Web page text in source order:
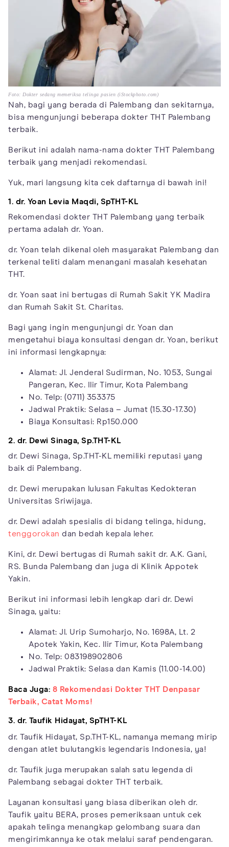
Foto: Dokter sedang memeriksa telinga pasien (iStockphoto.com)
Nah, bagi yang berada di Palembang dan sekitarnya,
bisa mengunjungi beberapa dokter THT Palembang
terbaik.
Berikut ini adalah nama-nama dokter THT Palembang
terbaik yang menjadi rekomendasi.
Yuk, mari langsung kita cek daftarnya di bawah ini!
1. dr. Yoan Levia Maqdi, SpTHT-KL
Rekomendasi dokter THT Palembang yang terbaik
pertama adalah dr. Yoan.
dr. Yoan telah dikenal oleh masyarakat Palembang dan
terkenal teliti dalam menangani masalah kesehatan
THT.
dr. Yoan saat ini bertugas di Rumah Sakit YK Madira
dan Rumah Sakit St. Charitas.
Bagi yang ingin mengunjungi dr. Yoan dan
mengetahui biaya konsultasi dengan dr. Yoan, berikut
ini informasi lengkapnya:
Alamat: Jl. Jenderal Sudirman, No. 1053, Sungai
Pangeran, Kec. Ilir Timur, Kota Palembang
No. Telp: (0711) 353375
Jadwal Praktik: Selasa – Jumat (15.30-17.30)
Biaya Konsultasi: Rp150.000
2. dr. Dewi Sinaga, Sp.THT-KL
dr. Dewi Sinaga, Sp.THT-KL memiliki reputasi yang
baik di Palembang.
dr. Dewi merupakan lulusan Fakultas Kedokteran
Universitas Sriwijaya.
dr. Dewi adalah spesialis di bidang telinga, hidung,
tenggorokan dan bedah kepala leher.
Kini, dr. Dewi bertugas di Rumah sakit dr. A.K. Gani,
RS. Bunda Palembang dan juga di Klinik Appotek
Yakin.
Berikut ini informasi lebih lengkap dari dr. Dewi
Sinaga, yaitu:
Alamat: Jl. Urip Sumoharjo, No. 1698A, Lt. 2
Apotek Yakin, Kec. Ilir Timur, Kota Palembang
No. Telp: 083198902806
Jadwal Praktik: Selasa dan Kamis (11.00-14.00)
Baca Juga: 8 Rekomendasi Dokter THT Denpasar
Terbaik, Catat Moms!
3. dr. Taufik Hidayat, SpTHT-KL
dr. Taufik Hidayat, Sp.THT-KL, namanya memang mirip
dengan atlet bulutangkis legendaris Indonesia, ya!
dr. Taufik juga merupakan salah satu legenda di
Palembang sebagai dokter THT terbaik.
Layanan konsultasi yang biasa diberikan oleh dr.
Taufik yaitu BERA, proses pemeriksaan untuk cek
apakah telinga menangkap gelombang suara dan
mengirimkannya ke otak melalui saraf pendengaran.